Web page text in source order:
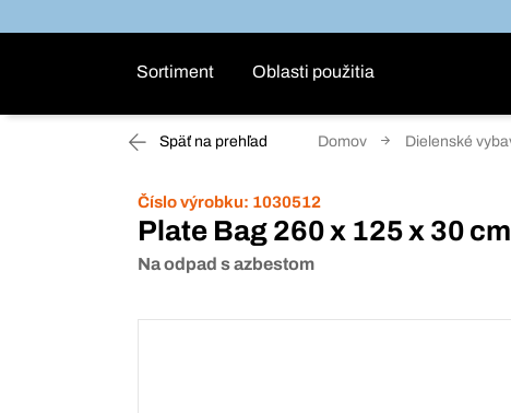
Sortiment Oblasti použitia
Späť na prehľad Domov Dielenské
Číslo výrobku: 1030512
Plate Bag 260 x 125 x 30 cm
Na odpad s azbestom